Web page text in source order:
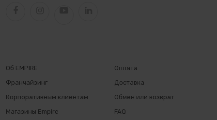
Об EMPIRE
Франчайзинг
Корпоративным клиентам
Магазины Empire
Оплата
Доставка
Обмен или возврат
FAQ